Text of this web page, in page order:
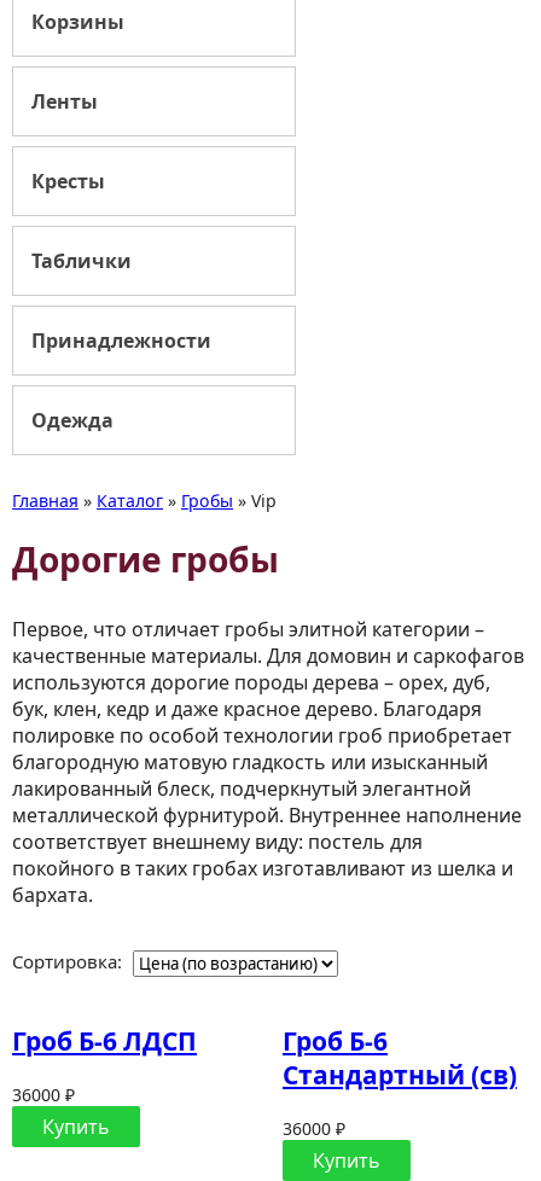
Корзины
Ленты
Кресты
Таблички
Принадлежности
Одежда
Главная » Каталог » Гробы » Vip
Дорогие гробы
Первое, что отличает гробы элитной категории –
качественные материалы. Для домовин и саркофагов
используются дорогие породы дерева – орех, дуб,
бук, клен, кедр и даже красное дерево. Благодаря
полировке по особой технологии гроб приобретает
благородную матовую гладкость или изысканный
лакированный блеск, подчеркнутый элегантной
металлической фурнитурой. Внутреннее наполнение
соответствует внешнему виду: постель для
покойного в таких гробах изготавливают из шелка и
бархата.
Сортировка:
Гроб Б-6 ЛДСП
36000 ₽
Купить
Гроб Б-6
Стандартный (св)
36000 ₽
Купить